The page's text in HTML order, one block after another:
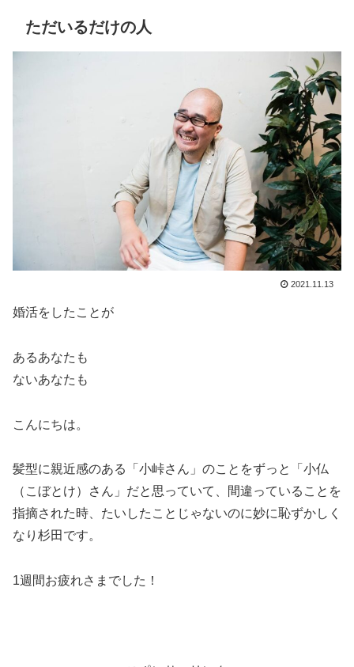
ただいるだけの人
2021.11.13
婚活をしたことが
あるあなたも
ないあなたも
こんにちは。
髪型に親近感のある「小峠さん」のことをずっと「小仏
（こぼとけ）さん」だと思っていて、間違っていることを
指摘された時、たいしたことじゃないのに妙に恥ずかしく
なり杉田です。
1週間お疲れさまでした！